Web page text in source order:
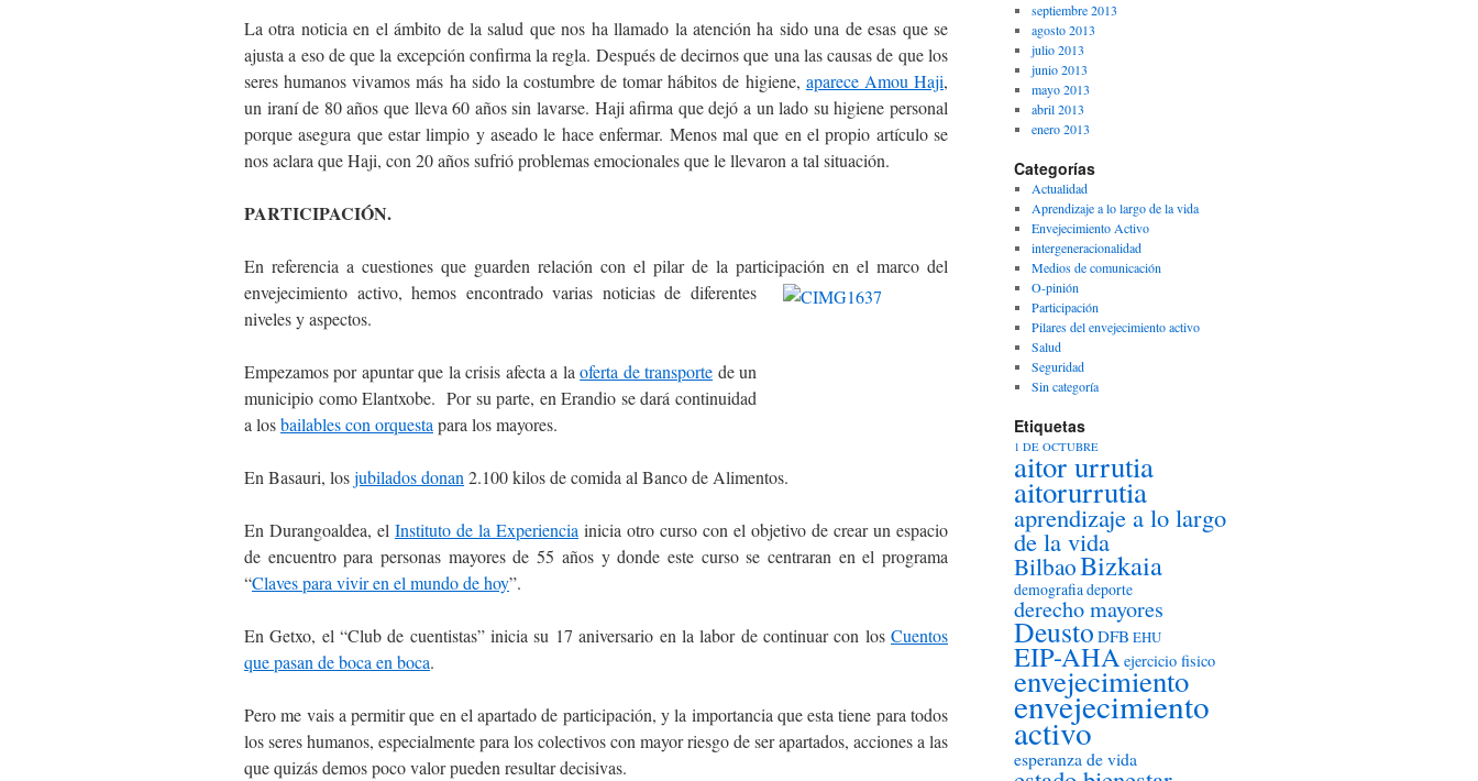
La otra noticia en el ámbito de la salud que nos ha llamado la atención ha sido una de esas que se
ajusta a eso de que la excepción confirma la regla. Después de decirnos que una las causas de que los
seres humanos vivamos más ha sido la costumbre de tomar hábitos de higiene, aparece Amou Haji,
un iraní de 80 años que lleva 60 años sin lavarse. Haji afirma que dejó a un lado su higiene personal
porque asegura que estar limpio y aseado le hace enfermar. Menos mal que en el propio artículo se
nos aclara que Haji, con 20 años sufrió problemas emocionales que le llevaron a tal situación.
PARTICIPACIÓN.
En referencia a cuestiones que guarden relación con el pilar de la participación en el marco del
envejecimiento activo, hemos encontrado varias noticias de diferentes
niveles y aspectos.
Empezamos por apuntar que la crisis afecta a laoferta de transporte de un
municipio como Elantxobe. Por su parte, en Erandio se dará continuidad
a losbailables con orquesta para los mayores.
En Basauri, losjubilados donan 2.100 kilos de comida al Banco de Alimentos.
En Durangoaldea, el Instituto de la Experiencia inicia otro curso con el objetivo de crear un espacio
de encuentro para personas mayores de 55 años y donde este curso se centraran en el programa
“Claves para vivir en el mundo de hoy”.
En Getxo, el “Club de cuentistas” inicia su 17 aniversario en la labor de continuar con los Cuentos
que pasan de boca en boca.
Pero me vais a permitir que en el apartado de participación, y la importancia que esta tiene para todos
los seres humanos, especialmente para los colectivos con mayor riesgo de ser apartados, acciones a las
que quizás demos poco valor pueden resultar decisivas.
septiembre 2013
agosto 2013
julio 2013
junio 2013
mayo 2013
abril 2013
enero 2013
Categorías
Actualidad
Aprendizaje a lo largo de la vida
Envejecimiento Activo
intergeneracionalidad
Medios de comunicación
O-pinión
Participación
Pilares del envejecimiento activo
Salud
Seguridad
Sin categoría
Etiquetas
1 DE OCTUBRE
aitor urrutia
aitorurrutia
aprendizaje a lo largo
de la vida
BilbaoBizkaia
demografiadeporte
derecho mayores
Deusto DFB EHU
EIP-AHAejercicio fisico
envejecimiento
envejecimiento
activo
esperanza de vida